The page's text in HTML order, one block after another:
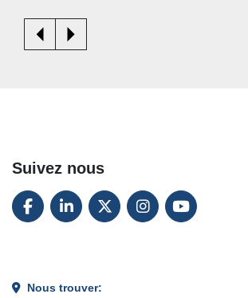
Suivez nous
FACEBOOK
LINKEDINTWITTERINSTAGRAM
YOUTUBE
Nous trouver: